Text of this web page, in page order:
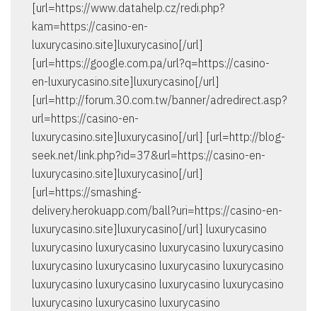
[url=https://www.datahelp.cz/redi.php?
kam=https://casino-en-
luxurycasino.site]luxurycasino[/url]
[url=https://google.com.pa/url?q=https://casino-
en-luxurycasino.site]luxurycasino[/url]
[url=http://forum.30.com.tw/banner/adredirect.asp?
url=https://casino-en-
luxurycasino.site]luxurycasino[/url] [url=http://blog-
seek.net/link.php?id=37&url=https://casino-en-
luxurycasino.site]luxurycasino[/url]
[url=https://smashing-
delivery.herokuapp.com/ball?uri=https://casino-en-
luxurycasino.site]luxurycasino[/url] luxurycasino
luxurycasino luxurycasino luxurycasino luxurycasino
luxurycasino luxurycasino luxurycasino luxurycasino
luxurycasino luxurycasino luxurycasino luxurycasino
luxurycasino luxurycasino luxurycasino